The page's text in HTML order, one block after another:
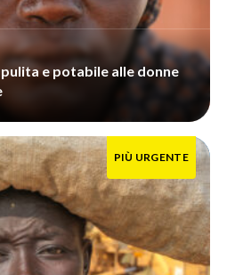
e potabile alle donne